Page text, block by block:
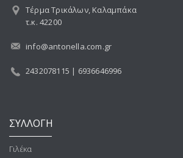
Τέρμα Τρικάλων, Καλαμπάκα
τ.κ. 42200
info@antonella.com.gr
2432078115 | 6936646996
ΣΥΛΛΟΓΗ
Γιλέκα